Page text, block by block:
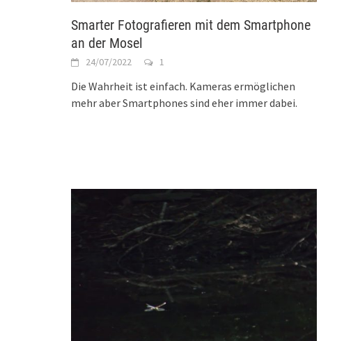
Smarter Fotografieren mit dem Smartphone
an der Mosel
24/07/2022 1
Die Wahrheit ist einfach. Kameras ermöglichen
mehr aber Smartphones sind eher immer dabei.